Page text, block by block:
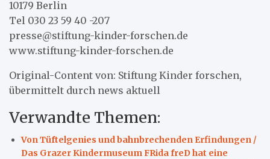
10179 Berlin
Tel 030 23 59 40 -207
presse@stiftung-kinder-forschen.de
www.stiftung-kinder-forschen.de
Original-Content von: Stiftung Kinder forschen,
übermittelt durch news aktuell
Verwandte Themen:
Von Tüftelgenies und bahnbrechenden Erfindungen /
Das Grazer Kindermuseum FRida freD hat eine